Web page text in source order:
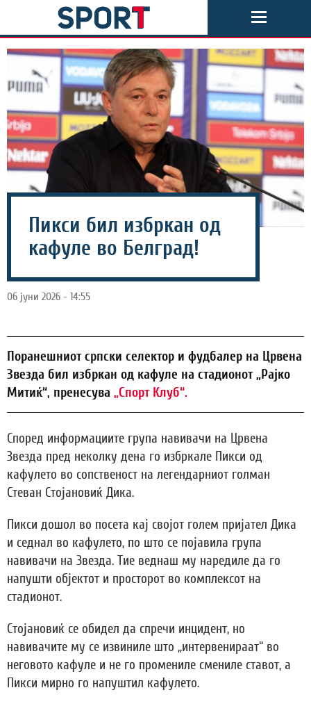
Пикси бил избркан од
кафуле во Белград!
06 јуни 2026 - 14:55
Поранешниот српски селектор и фудбалер на Црвена
Звезда бил избркан од кафуле на стадионот „Рајко
Митиќ“, пренесува „Спорт Клуб“.
Според информациите група навивачи на Црвена
Звезда пред неколку дена го избркале Пикси од
кафулето во сопственост на легендарниот голман
Стеван Стојановиќ Дика.
Пикси дошол во посета кај својот голем пријател Дика
и седнал во кафулето, по што се појавила група
навивачи на Звезда. Тие веднаш му наредиле да го
напушти објектот и просторот во комплексот на
стадионот.
Стојановиќ се обидел да спречи инцидент, но
навивачите му се извиниле што „интервенираат“ во
неговото кафуле и не го промениле смениле ставот, а
Пикси мирно го напуштил кафулето.